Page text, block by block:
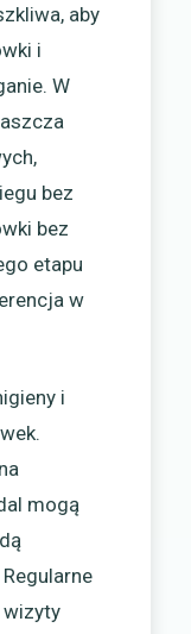
aby
i
W
bez
bez
etapu
w
i
mogą
wizyty